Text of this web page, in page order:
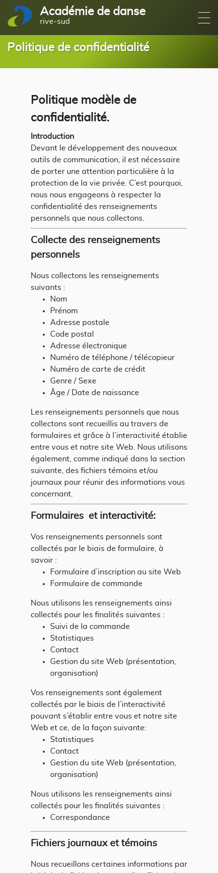
Académie de danse
rive-sud
Politique de confidentialité
Politique modèle de
confidentialité.
Introduction
Devant le développement des nouveaux
outils de communication, il est nécessaire
de porter une attention particulière à la
protection de la vie privée. C’est pourquoi,
nous nous engageons à respecter la
confidentialité des renseignements
personnels que nous collectons.
Collecte des renseignements
personnels
Nous collectons les renseignements
suivants :
Nom
Prénom
Adresse postale
Code postal
Adresse électronique
Numéro de téléphone / télécopieur
Numéro de carte de crédit
Genre / Sexe
Âge / Date de naissance
Les renseignements personnels que nous
collectons sont recueillis au travers de
formulaires et grâce à l’interactivité établie
entre vous et notre site Web. Nous utilisons
également, comme indiqué dans la section
suivante, des fichiers témoins et/ou
journaux pour réunir des informations vous
concernant.
Formulaires et interactivité:
Vos renseignements personnels sont
collectés par le biais de formulaire, à
savoir :
Formulaire d’inscription au site Web
Formulaire de commande
Nous utilisons les renseignements ainsi
collectés pour les finalités suivantes :
Suivi de la commande
Statistiques
Contact
Gestion du site Web (présentation,
organisation)
Vos renseignements sont également
collectés par le biais de l’interactivité
pouvant s’établir entre vous et notre site
Web et ce, de la façon suivante:
Statistiques
Contact
Gestion du site Web (présentation,
organisation)
Nous utilisons les renseignements ainsi
collectés pour les finalités suivantes :
Correspondance
Fichiers journaux et témoins
Nous recueillons certaines informations par